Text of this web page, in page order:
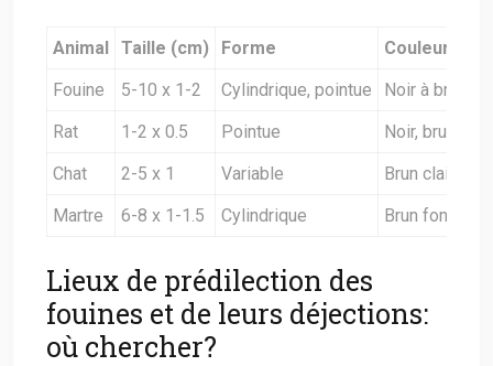
Animal Taille (cm) Forme
Couleur
Fouine
5-10 x 1-2 Cylindrique, pointue
Noir à brun
Rat
1-2 x 0.5 Pointue
Noir, brun
Chat
2-5 x 1 Variable
Brun clair à
Martre
6-8 x 1-1.5 Cylindrique Brun foncé
Lieux de prédilection des
fouines et de leurs déjections:
où chercher?